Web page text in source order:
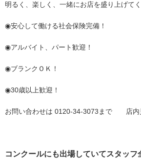
明るく、楽しく、一緒にお店を盛り上げて
◉安心して働ける社会保険完備！
◉アルバイト、パート歓迎！
◉ブランクＯＫ！
◉30歳以上歓迎！
お問い合わせは 0120-34-3073まで 店内
コンクールにも出場していてスタッフ